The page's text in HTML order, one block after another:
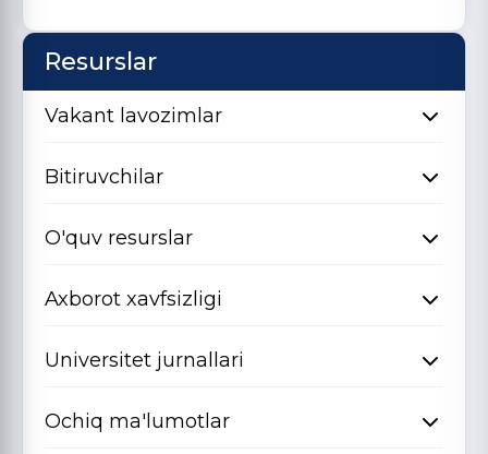
Resurslar
Vakant lavozimlar
Bitiruvchilar
O'quv resurslar
Axborot xavfsizligi
Universitet jurnallari
Ochiq ma'lumotlar